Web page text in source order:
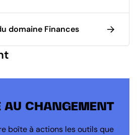
domaine Finances
AU CHANGEMENT
boîte à actions les outils que